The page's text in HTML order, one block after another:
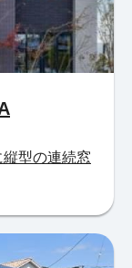
型の連続窓